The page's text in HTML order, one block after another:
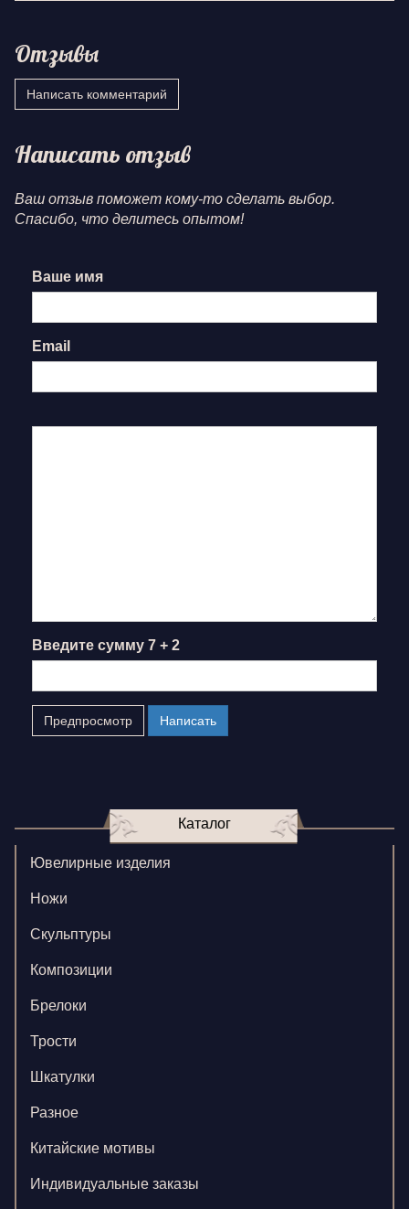
Отзывы
Написать комментарий
Написать отзыв
Ваш отзыв поможет кому-то сделать выбор.
Спасибо, что делитесь опытом!
Ваше имя
Email
Введите сумму 7 + 2
Каталог
Ювелирные изделия
Ножи
Скульптуры
Композиции
Брелоки
Трости
Шкатулки
Разное
Китайские мотивы
Индивидуальные заказы